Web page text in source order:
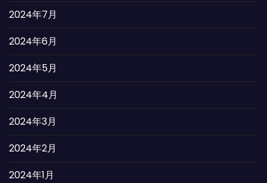
2024年7月
2024年6月
2024年5月
2024年4月
2024年3月
2024年2月
2024年1月